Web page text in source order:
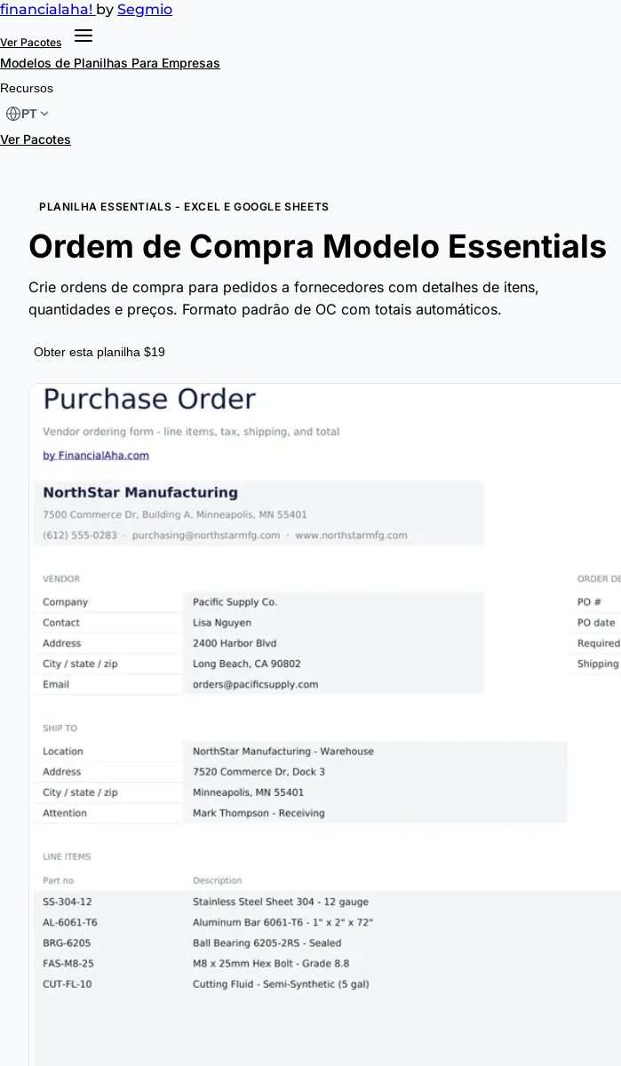
financialaha! by Segmio
Ver Pacotes
Modelos de Planilhas Para Empresas
Recursos
PT
Ver Pacotes
PLANILHA ESSENTIALS - EXCEL E GOOGLE SHEETS
Ordem de Compra Modelo Essentials
Crie ordens de compra para pedidos a fornecedores com detalhes de itens,
quantidades e preços. Formato padrão de OC com totais automáticos.
Obter esta planilha $19